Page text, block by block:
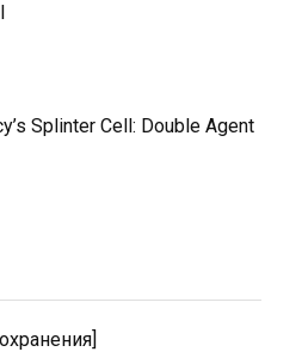
Splinter Cell: Double Agent